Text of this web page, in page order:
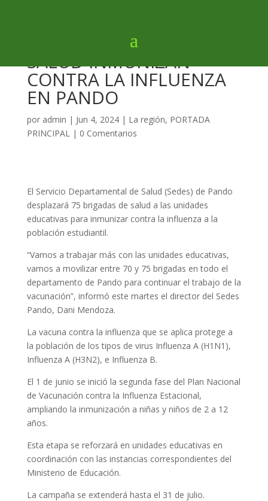
SEDES: 75 BRIGADAS DE
SALUD INMUNIZAN
CONTRA LA INFLUENZA
EN PANDO
por admin | Jun 4, 2024| La región, PORTADA
PRINCIPAL| 0 Comentarios
El Servicio Departamental de Salud (Sedes) de Pando
desplazará 75 brigadas de salud a las unidades
educativas para inmunizar contra la influenza a la
población estudiantil.
“Vamos a trabajar más con las unidades educativas,
vamos a movilizar entre 70 y 75 brigadas en todo el
departamento de Pando para continuar el trabajo de la
vacunación”, informó este martes el director del Sedes
Pando, Dani Mendoza.
La vacuna contra la influenza que se aplica protege a
la población de los tipos de virus Influenza A (H1N1),
Influenza A (H3N2), e Influenza B.
El 1 de junio se inició la segunda fase del Plan Nacional
de Vacunación contra la Influenza Estacional,
ampliando la inmunización a niñas y niños de 2 a 12
años.
Esta etapa se reforzará en unidades educativas en
coordinación con las instancias correspondientes del
Ministerio de Educación.
La campaña se extenderá hasta el 31 de julio.